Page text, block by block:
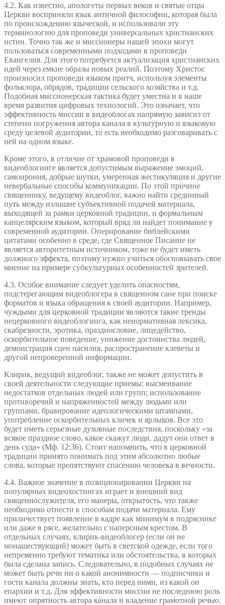
4.2. Как известно, апологеты первых веков и святые отцы
Церкви восприняли язык античной философии, которая была
по происхождению языческой, и использовали эту
терминологию для проповеди универсальных христианских
истин. Точно так же и миссионеры нашей эпохи могут
пользоваться современными подходами в проповеди
Евангелия. Для этого потребуется актуализация христианских
идей через емкие образы новых реалий. Поэтому Христос
произносил проповеди языком притч, используя элементы
фольклора, обрядов, традиции сельского хозяйства и т.д.
Подобная миссионерская тактика будет уместна и в наше
время развития цифровых технологий. Это означает, что
эффективность миссии в видеоблогах напрямую зависит от
степени погружения автора канала в культурную и языковую
среду целевой аудитории, то есть необходимо разговаривать с
ней на одном языке.
Кроме этого, в отличие от храмовой проповеди в
видеоблогинге является допустимым выражение эмоций,
самоирония, добрые шутки, умеренная жестикуляция и другие
невербальные способы коммуникации. По этой причине
священнику, ведущему видеоблог, важно найти срединный
путь между излишне субъективной подачей материала,
выходящей за рамки церковной традиции, и формальным
канцелярским языком, который вряд ли найдет понимание у
современной аудитории. Оперирование библейскими
цитатами особенно в среде, где Священное Писание не
является авторитетным источником, тоже не будет иметь
должного эффекта, поэтому нужно учиться обосновывать свое
мнение на примере субкультурных особенностей зрителей.
4.3. Особое внимание следует уделить опасностям,
подстерегающим видеоблогера в священном сане при поиске
форматов и языка обращения к своей аудитории. Например,
чуждыми для церковной традиции являются такие тренды
нецерковного видеоблогинга, как ненормативная лексика,
скабрезности, эротика, празднословие, лицедейство,
оскорбительное поведение, унижение достоинства людей,
демонстрация сцен насилия, распространение клеветы и
другой непроверенной информации.
Клирик, ведущий видеоблог, также не может допустить в
своей деятельности следующие приемы: высмеивание
недостатков отдельных людей или групп; использование
противоречий и напряженностей между людьми или
группами, бравирование идеологическими штампами,
употребление оскорбительных кличек и ярлыков. Все это
будет иметь серьезные духовные последствия, поскольку «за
всякое праздное слово, какое скажут люди, дадут они ответ в
день суда» (Мф. 12:36). Стоит напомнить, что в церковной
традиции принято понимать под этим абсолютно любые
слова, которые препятствуют спасению человека в вечности.
4.4. Важное значение в позиционировании Церкви на
популярных видеохостингах играет и внешний вид
священнослужителя, его манеры, открытость, что также
необходимо отнести к способам подачи материала. Ему
приличествует появление в кадре как минимум в подряснике
или даже в рясе, желательно с наперсным крестом. В
отдельных случаях, клирик-видеоблогер (если он не
монашествующий) может быть в светской одежде, если того
непременно требуют тематика или обстоятельства, в которых
была сделана запись. Следовательно, в подобных случаях не
может быть речи ни о какой анонимности — подписчики и
гости канала должны знать, кто перед ними, из какой он
епархии и т.д. Для эффективности миссии не последнюю роль
имеют опрятность автора канала и владение грамотной речью.